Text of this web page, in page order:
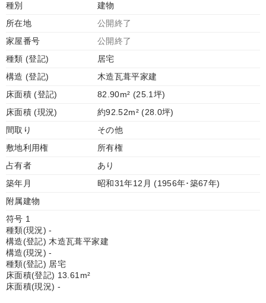
種別
建物
所在地
公開終了
家屋番号
公開終了
種類 (登記)
居宅
構造 (登記)
木造瓦葺平家建
床面積 (登記)
82.90m² (25.1坪)
床面積 (現況)
約92.52m² (28.0坪)
間取り
その他
敷地利用権
所有権
占有者
あり
築年月
昭和31年12月 (1956年･築67年)
附属建物
符号 1
種類(現況) -
構造(登記) 木造瓦葺平家建
構造(現況) -
種類(登記) 居宅
床面積(登記) 13.61m²
床面積(現況) -